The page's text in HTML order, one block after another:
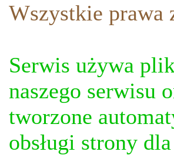
Wszystkie prawa
Serwis używa
naszego serwisu
tworzone
obsługi strony